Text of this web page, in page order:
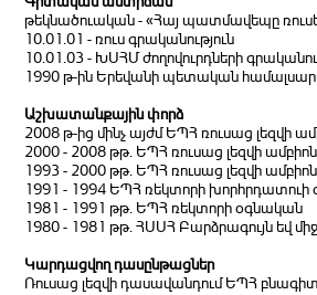
թեկնածուական - «Հայ պատմավեպը
10.01.01 - ռուս գրականություն
10.01.03 - ԽՍՀՄ ժողովուրդների
1990 թ-ին Երեվանի պետական
Աշխատանքային փորձ
2008 թ-ից մինչ այժմ ԵՊՀ ռուսաց լեզվի
2000 - 2008 թթ. ԵՊՀ ռուսաց լեզվի
1993 - 2000 թթ. ԵՊՀ ռուսաց լեզվի
1991 - 1994 ԵՊՀ ռեկտորի
1981 - 1991 թթ. ԵՊՀ ռեկտորի օգնական
1980 - 1981 թթ. ՀՍՍՀ Բարձրագույն եվ
Կարդացվող դասընթացներ
Ռուսաց լեզվի դասավանդում ԵՊՀ